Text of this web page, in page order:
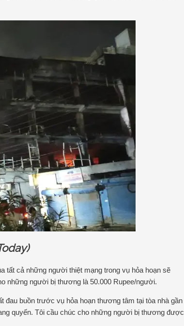
tất cả những người thiệt mạng trong vụ hỏa hoạn sẽ
những người bị thương là 50.000 Rupee/người.
đau buồn trước vụ hỏa hoạn thương tâm tại tòa nhà gần
quyến. Tôi cầu chúc cho những người bị thương được